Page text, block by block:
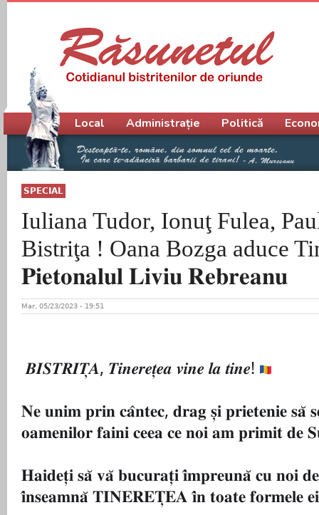
SPECIAL
Iuliana Tudor, Ionuţ Fulea,
Bistriţa ! Oana Bozga aduce
𝐏𝐢𝐞𝐭𝐨𝐧𝐚𝐥𝐮𝐥 𝐋𝐢𝐯𝐢𝐮 𝐑𝐞𝐛𝐫𝐞𝐚𝐧𝐮
Mar, 05/23/2023 - 19:51
𝑩𝑰𝑺𝑻𝑹𝑰𝑻̦𝑨, 𝑻𝒊𝒏𝒆𝒓𝒆𝒕̦𝒆𝒂 𝒗𝒊𝒏𝒆 𝒍𝒂 𝒕𝒊𝒏𝒆!
𝐍𝐞 𝐮𝐧𝐢𝐦 𝐩𝐫𝐢𝐧 𝐜𝐚̂𝐧𝐭𝐞𝐜, 𝐝𝐫𝐚𝐠 𝐬̦𝐢 𝐩𝐫𝐢𝐞𝐭𝐞𝐧𝐢𝐞 𝐬𝐚̆
𝐨𝐚𝐦𝐞𝐧𝐢𝐥𝐨𝐫 𝐟𝐚𝐢𝐧𝐢 𝐜𝐞𝐞𝐚 𝐜𝐞 𝐧𝐨𝐢 𝐚𝐦 𝐩𝐫𝐢𝐦𝐢𝐭 𝐝𝐞
𝐇𝐚𝐢𝐝𝐞𝐭̦𝐢 𝐬𝐚̆ 𝐯𝐚̆ 𝐛𝐮𝐜𝐮𝐫𝐚𝐭̦𝐢 𝐢̂𝐦𝐩𝐫𝐞𝐮𝐧𝐚̆ 𝐜𝐮 𝐧𝐨𝐢
𝐢̂𝐧𝐬𝐞𝐚𝐦𝐧𝐚̆ 𝐓𝐈𝐍𝐄𝐑𝐄𝐓̦𝐄𝐀 𝐢̂𝐧 𝐭𝐨𝐚𝐭𝐞 𝐟𝐨𝐫𝐦𝐞𝐥𝐞
Meniu principal
Local Administrație Politică